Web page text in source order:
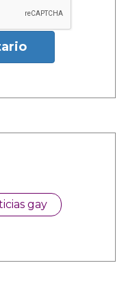
gay